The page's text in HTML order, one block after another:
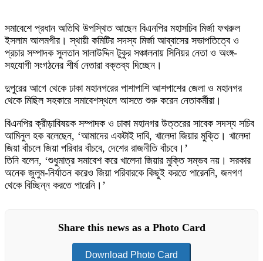
সমাবেশে প্রধান অতিথি উপস্থিত আছেন বিএনপির মহাসচিব মির্জা ফখরুল
ইসলাম আলমগীর। স্থায়ী কমিটির সদস্য মির্জা আব্বাসের সভাপতিত্বে ও
প্রচার সম্পাদক সুলতান সালাউদ্দিন টুকুর সঞ্চালনায় সিনিয়র নেতা ও অংঙ্গ-
সহযোগী সংগঠনের শীর্ষ নেতারা বক্তব্য দিচ্ছেন।
দুপুরের আগে থেকে ঢাকা মহানগরের পাশাপাশি আশপাশের জেলা ও মহানগর
থেকে মিছিল সহকারে সমাবেশস্থলে আসতে শুরু করেন নেতাকর্মীরা।
বিএনপির ক্রীড়াবিষয়ক সম্পাদক ও ঢাকা মহানগর উত্তরের সাবেক সদস্য সচিব
আমিনুল হক বলেছেন, ‘আমাদের একটাই দাবি, খালেদা জিয়ার মুক্তি। খালেদা
জিয়া বাঁচলে জিয়া পরিবার বাঁচবে, দেশের রাজনীতি বাঁচবে।’
তিনি বলেন, ‘শুধুমাত্র সমাবেশ করে খালেদা জিয়ার মুক্তি সম্ভব নয়। সরকার
অনেক জুলুম-নির্যাতন করেও জিয়া পরিবারকে কিছুই করতে পারেননি, জনগণ
থেকে বিচ্ছিন্ন করতে পারেনি।’
Share this news as a Photo Card
Download Photo Card